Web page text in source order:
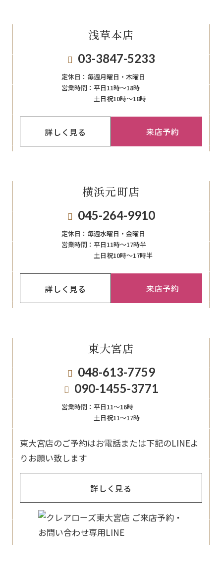
浅草本店
03-3847-5233
定休日： 毎週月曜日・木曜日
営業時間： 平日11時～18時
土日祝10時～18時
詳しく見る 来店予約
横浜元町店
045-264-9910
定休日： 毎週⽔曜⽇‧⾦曜⽇
営業時間： 平日11時～17時半
土日祝10時～17時半
詳しく見る 来店予約
東大宮店
048-613-7759
090-1455-3771
営業時間： 平日11〜16時
土日祝11〜17時
東大宮店のご予約はお電話または下記のLINEよ
りお願い致します
詳しく見る